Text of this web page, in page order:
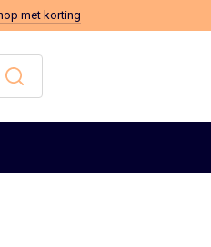
met korting